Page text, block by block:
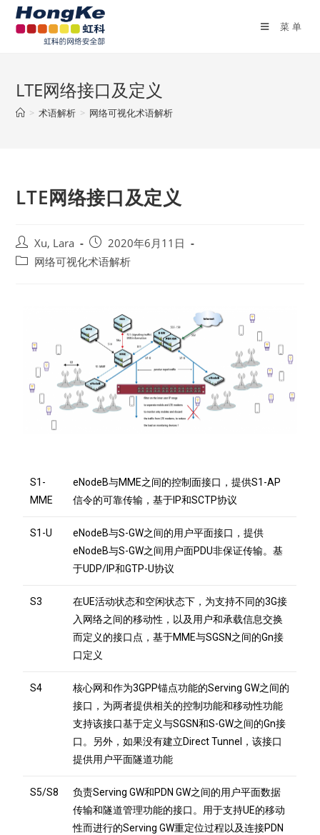
菜单
LTE网络接口及定义
> 术语解析 > 网络可视化术语解析
LTE网络接口及定义
Xu, Lara
2020年6月11日
网络可视化术语解析
S1-
MME
eNodeB与MME之间的控制面接口，提供S1-AP
信令的可靠传输，基于IP和SCTP协议
S1-U
eNodeB与S-GW之间的用户平面接口，提供
eNodeB与S-GW之间用户面PDU非保证传输。基
于UDP/IP和GTP-U协议
S3
在UE活动状态和空闲状态下，为支持不同的3G接
入网络之间的移动性，以及用户和承载信息交换
而定义的接口点，基于MME与SGSN之间的Gn接
口定义
S4
核心网和作为3GPP锚点功能的Serving GW之间的
接口，为两者提供相关的控制功能和移动性功能
支持该接口基于定义与SGSN和S-GW之间的Gn接
口。另外，如果没有建立Direct Tunnel，该接口
提供用户平面隧道功能
S5/S8
负责Serving GW和PDN GW之间的用户平面数据
传输和隧道管理功能的接口。用于支持UE的移动
性而进行的Serving GW重定位过程以及连接PDN